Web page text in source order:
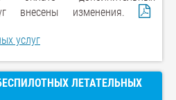
внесены изменения.
услуг
ЛЕТАТЕЛЬНЫХ